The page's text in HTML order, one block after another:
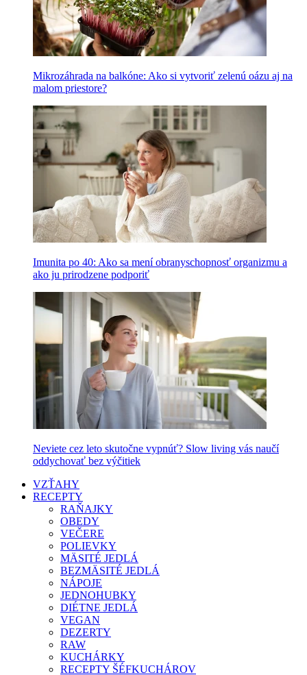
Mikrozáhrada na balkóne: Ako si vytvoriť zelenú oázu aj na
malom priestore?
Imunita po 40: Ako sa mení obranyschopnosť organizmu a
ako ju prirodzene podporiť
Neviete cez leto skutočne vypnúť? Slow living vás naučí
oddychovať bez výčitiek
VZŤAHY
RECEPTY
RAŇAJKY
OBEDY
VEČERE
POLIEVKY
MÄSITÉ JEDLÁ
BEZMÄSITÉ JEDLÁ
NÁPOJE
JEDNOHUBKY
DIÉTNE JEDLÁ
VEGAN
DEZERTY
RAW
KUCHÁRKY
RECEPTY ŠÉFKUCHÁROV